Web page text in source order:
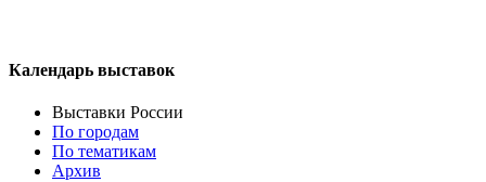
Календарь выставок
Выставки России
По городам
По тематикам
Архив